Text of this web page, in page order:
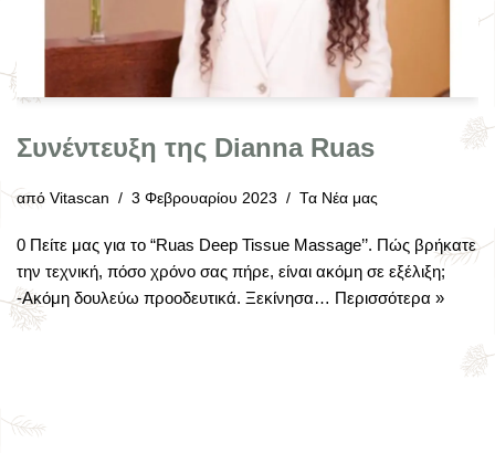
Συνέντευξη της Dianna Ruas
από Vitascan 3 Φεβρουαρίου 2023 Τα Νέα μας
0 Πείτε μας για το “Ruas Deep Tissue Massage’’. Πώς βρήκατε
την τεχνική, πόσο χρόνο σας πήρε, είναι ακόμη σε εξέλιξη;
-Ακόμη δουλεύω προοδευτικά. Ξεκίνησα… Περισσότερα »